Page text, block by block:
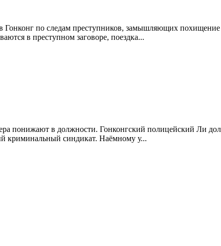
по следам преступников, замышляющих
в преступном заговоре, поездка...
понижают в должности. Гонконгский полицейский Ли
криминальный синдикат. Наёмному у...